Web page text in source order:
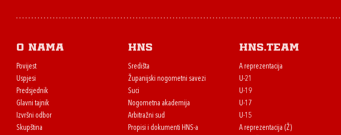
O nama
Povijest
Uspjesi
Predsjednik
Glavni tajnik
Izvršni odbor
Skupština
HNS
Središta
Županijski nogometni savezi
Suci
Nogometna akademija
Arbitražni sud
Propisi i dokumenti HNS-a
HNS.team
A reprezentacija
U-21
U-19
U-17
U-15
A reprezentacija (Ž)